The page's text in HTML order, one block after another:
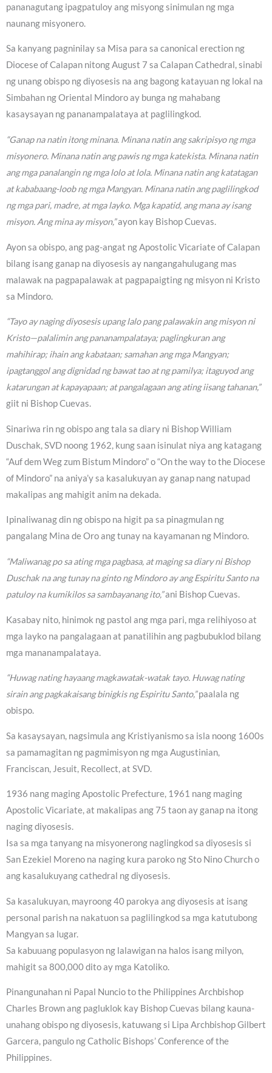
pananagutang ipagpatuloy ang misyong sinimulan ng mga
naunang misyonero.
Sa kanyang pagninilay sa Misa para sa canonical erection ng
Diocese of Calapan nitong August 7 sa Calapan Cathedral, sinabi
ng unang obispo ng diyosesis na ang bagong katayuan ng lokal na
Simbahan ng Oriental Mindoro ay bunga ng mahabang
kasaysayan ng pananampalataya at paglilingkod.
“Ganap na natin itong minana. Minana natin ang sakripisyo ng mga
misyonero. Minana natin ang pawis ng mga katekista. Minana natin
ang mga panalangin ng mga lolo at lola. Minana natin ang katatagan
at kababaang-loob ng mga Mangyan. Minana natin ang paglilingkod
ng mga pari, madre, at mga layko. Mga kapatid, ang mana ay isang
misyon. Ang mina ay misyon,”ayon kay Bishop Cuevas.
Ayon sa obispo, ang pag-angat ng Apostolic Vicariate of Calapan
bilang isang ganap na diyosesis ay nangangahulugang mas
malawak na pagpapalawak at pagpapaigting ng misyon ni Kristo
sa Mindoro.
“Tayo ay naging diyosesis upang lalo pang palawakin ang misyon ni
Kristo—palalimin ang pananampalataya; paglingkuran ang
mahihirap; ihain ang kabataan; samahan ang mga Mangyan;
ipagtanggol ang dignidad ng bawat tao at ng pamilya; itaguyod ang
katarungan at kapayapaan; at pangalagaan ang ating iisang tahanan,”
giit ni Bishop Cuevas.
Sinariwa rin ng obispo ang tala sa diary ni Bishop William
Duschak, SVD noong 1962, kung saan isinulat niya ang katagang
“Auf dem Weg zum Bistum Mindoro” o “On the way to the Diocese
of Mindoro” na aniya’y sa kasalukuyan ay ganap nang natupad
makalipas ang mahigit anim na dekada.
Ipinaliwanag din ng obispo na higit pa sa pinagmulan ng
pangalang Mina de Oro ang tunay na kayamanan ng Mindoro.
“Maliwanag po sa ating mga pagbasa, at maging sa diary ni Bishop
Duschak na ang tunay na ginto ng Mindoro ay ang Espiritu Santo na
patuloy na kumikilos sa sambayanang ito,”ani Bishop Cuevas.
Kasabay nito, hinimok ng pastol ang mga pari, mga relihiyoso at
mga layko na pangalagaan at panatilihin ang pagbubuklod bilang
mga mananampalataya.
“Huwag nating hayaang magkawatak-watak tayo. Huwag nating
sirain ang pagkakaisang binigkis ng Espiritu Santo,”paalala ng
obispo.
Sa kasaysayan, nagsimula ang Kristiyanismo sa isla noong 1600s
sa pamamagitan ng pagmimisyon ng mga Augustinian,
Franciscan, Jesuit, Recollect, at SVD.
1936 nang maging Apostolic Prefecture, 1961 nang maging
Apostolic Vicariate, at makalipas ang 75 taon ay ganap na itong
naging diyosesis.
Isa sa mga tanyang na misyonerong naglingkod sa diyosesis si
San Ezekiel Moreno na naging kura paroko ng Sto Nino Church o
ang kasalukuyang cathedral ng diyosesis.
Sa kasalukuyan, mayroong 40 parokya ang diyosesis at isang
personal parish na nakatuon sa paglilingkod sa mga katutubong
Mangyan sa lugar.
Sa kabuuang populasyon ng lalawigan na halos isang milyon,
mahigit sa 800,000 dito ay mga Katoliko.
Pinangunahan ni Papal Nuncio to the Philippines Archbishop
Charles Brown ang pagluklok kay Bishop Cuevas bilang kauna-
unahang obispo ng diyosesis, katuwang si Lipa Archbishop Gilbert
Garcera, pangulo ng Catholic Bishops’ Conference of the
Philippines.